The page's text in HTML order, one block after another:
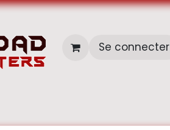
Se connecter